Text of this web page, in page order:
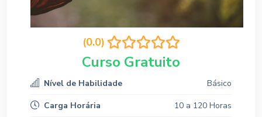
(0.0)
Curso Gratuito
Nível de Habilidade
Básico
Carga Horária
10 a 120 Horas